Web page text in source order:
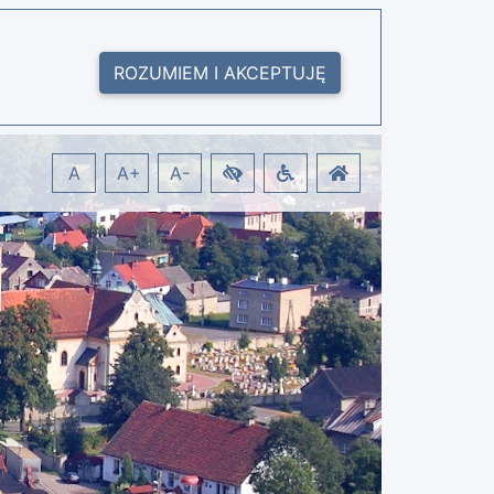
ROZUMIEM I AKCEPTUJĘ
A A+ A-